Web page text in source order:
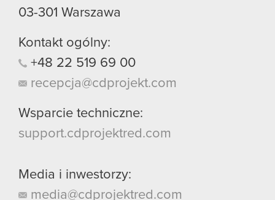
03-301 Warszawa
Kontakt ogólny:
+48 22 519 69 00
recepcja@cdprojekt.com
Wsparcie techniczne:
support.cdprojektred.com
Media i inwestorzy:
media@cdprojektred.com